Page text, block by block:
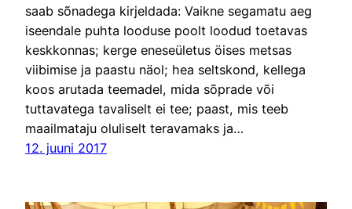
saab sõnadega kirjeldada: Vaikne segamatu aeg
iseendale puhta looduse poolt loodud toetavas
keskkonnas; kerge eneseületus öises metsas
viibimise ja paastu näol; hea seltskond, kellega
koos arutada teemadel, mida sõprade või
tuttavatega tavaliselt ei tee; paast, mis teeb
maailmataju oluliselt teravamaks ja…
12. juuni 2017